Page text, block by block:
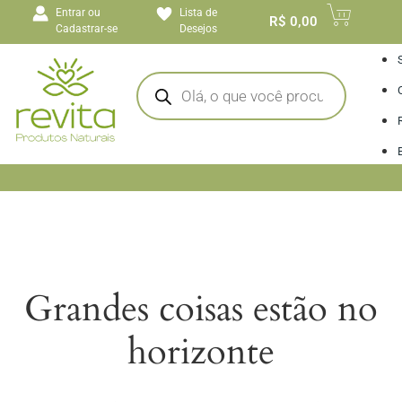
conteúdoEntrar ou
Cadastrar-se
Lista de
Desejos
R$ 0,00
Grandes coisas estão no
horizonte